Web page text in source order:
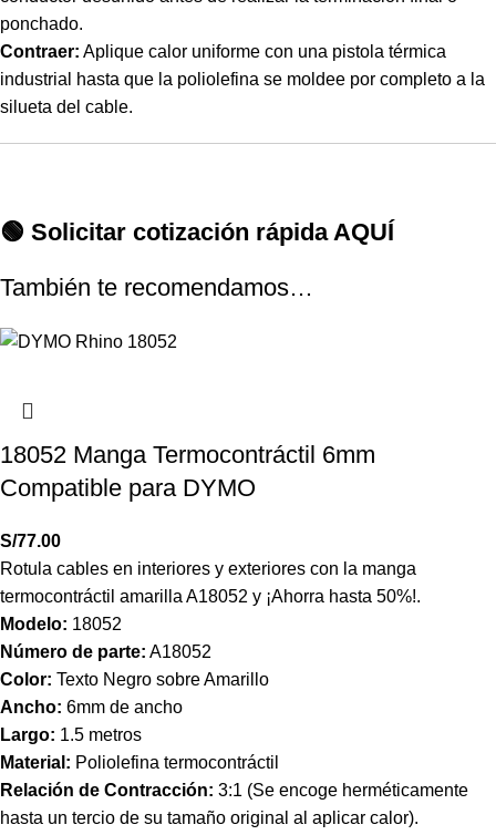
ponchado.
Contraer: Aplique calor uniforme con una pistola térmica
industrial hasta que la poliolefina se moldee por completo a la
silueta del cable.
🟢 Solicitar cotización rápida AQUÍ
También te recomendamos…
18052 Manga Termocontráctil 6mm
Compatible para DYMO
S/77.00
Rotula cables en interiores y exteriores con la manga
termocontráctil amarilla A18052 y ¡Ahorra hasta 50%!.
Modelo: 18052
Número de parte: A18052
Color: Texto Negro sobre Amarillo
Ancho: 6mm de ancho
Largo: 1.5 metros
Material: Poliolefina termocontráctil
Relación de Contracción: 3:1 (Se encoge herméticamente
hasta un tercio de su tamaño original al aplicar calor).